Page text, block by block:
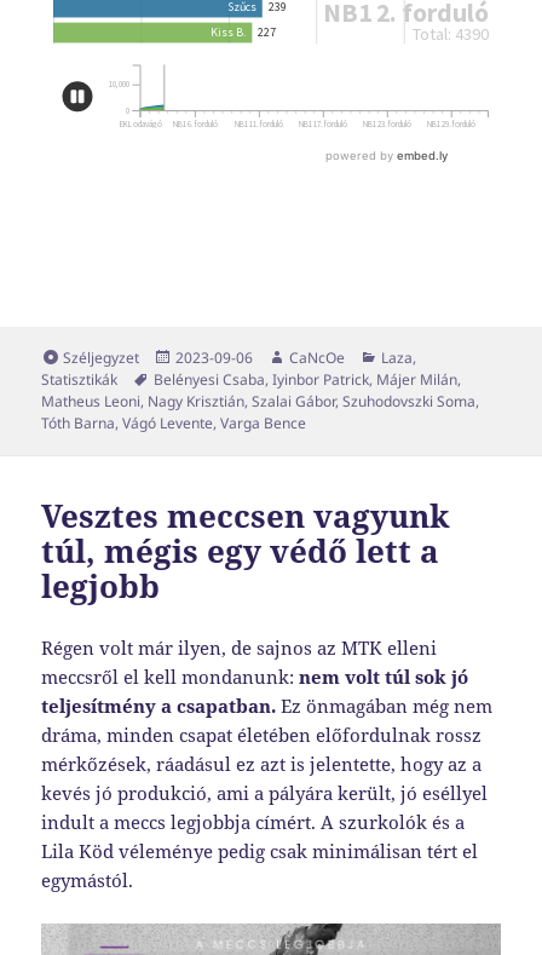
Forma
Széljegyzet Közzétéve
2023-09-06 Szerző
CaNcOe Kategória
Laza,
Statisztikák
Címke
Belényesi Csaba,Iyinbor Patrick, Májer Milán,
Matheus Leoni, Nagy Krisztián,Szalai Gábor,Szuhodovszki Soma,
Tóth Barna,Vágó Levente,Varga Bence
Vesztes meccsen vagyunk
túl, mégis egy védő lett a
legjobb
Régen volt már ilyen, de sajnos az MTK elleni
meccsről el kell mondanunk:nem volt túl sok jó
teljesítmény a csapatban. Ez önmagában még nem
dráma, minden csapat életében előfordulnak rossz
mérkőzések, ráadásul ez azt is jelentette, hogy az a
kevés jó produkció, ami a pályára került, jó eséllyel
indult a meccs legjobbja címért. A szurkolók és a
Lila Köd véleménye pedig csak minimálisan tért el
egymástól.